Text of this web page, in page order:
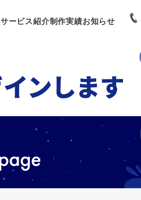
サービス紹介制作実績お知らせ